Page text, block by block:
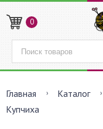
0
Главная Каталог
Купчиха